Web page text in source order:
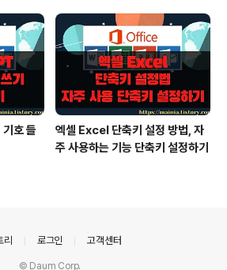
호 들
엑셀 Excel 단축키 설정 방법, 자
주 사용하는 기능 단축키 설정하기
리 로그인 고객센터
© Daum Corp.